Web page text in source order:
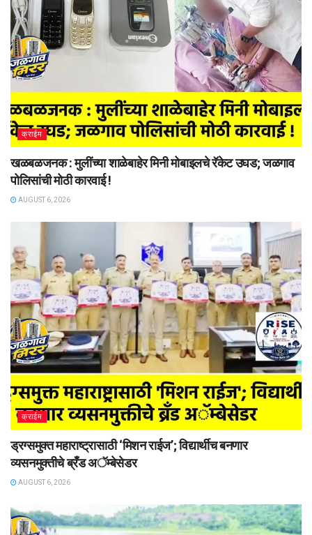
क्राईम
खळबळजनक : मुलींच्या शाळेबाहेर मिनी मोबाइलचे रॅकेट उघड; जळगाव
पोलिसांची मोठी कारवाई !
AUGUST 6, 2026
क्राईम
ड्रग्समुक्त महाराष्ट्रासाठी ‘मिशन राईज’; विद्यार्थीच बनणार
व्यसनमुक्तीचे ब्रँड अॅम्बेसेडर
AUGUST 6, 2026